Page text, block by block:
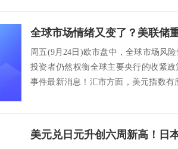
全球市场情绪又变了？美联储
周五(9月24日)欧市盘中，全球市场风
投资者仍然权衡全球主要央行的收紧
事件最新消息！汇市方面，美元指数有